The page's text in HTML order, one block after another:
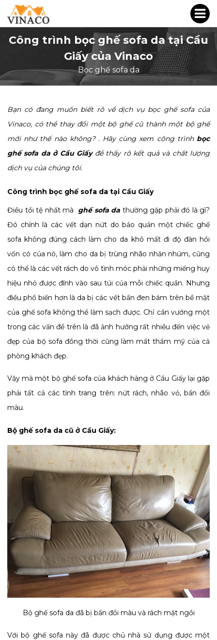
Công trình bọc ghế sofa da tại Cầu
Giấy của Vinaco
Bọc ghế sofa da
Bạn có đang muốn biết rõ về dịch vụ bọc ghế sofa của
Vinaco, có thể thay đổi một bộ ghế cũ thành một bộ ghế
mới như thế nào không? . Hãy cùng xem công trình bọc
ghế sofa da ở Cầu Giấyđể thấy rõ kết quả và chất lượng
dịch vụ của chúng tôi.
Công trình bọc ghế sofa da tại Cầu Giấy
Điều tồi tệ nhất mà ghế sofa da thường gặp phải đó là gì?
Đó chính là các vết dạn nứt do bảo quản một chiếc ghế
sofa không đúng cách làm cho da khô mất đi độ đàn hồi
vốn có của nó, làm cho da bị trùng nhão nhăn nhúm, cũng
có thể là các vết rách do vô tình móc phải những miếng huy
hiệu nhỏ được đính vào sau túi của mỗi chiếc quần. Nhưng
điều phổ biến hơn là da bị các vết bẩn đen bám trên bề mặt
của ghế sofa không thể làm sạch được. Chỉ cần vướng một
trong các vấn đề trên là đã ảnh hưởng rất nhiều đến việc vẻ
đẹp của bộ sofa đồng thời cũng làm mất thẩm mỹ của cả
phòng khách đẹp.
Vậy mà một bộ ghế sofa của khách hàng ở Cầu Giấy lại gặp
phải tất cả các tình trang trên: nứt rách, nhão vỏ, bẩn đổi
màu.
Bộ ghế sofa da cũ ở Cầu Giấy:
Bộ ghế sofa da đã bị bẩn đổi màu và rách mặt ngồi
Với bộ ghế sofa này đã được chủ nhà sử dụng được một